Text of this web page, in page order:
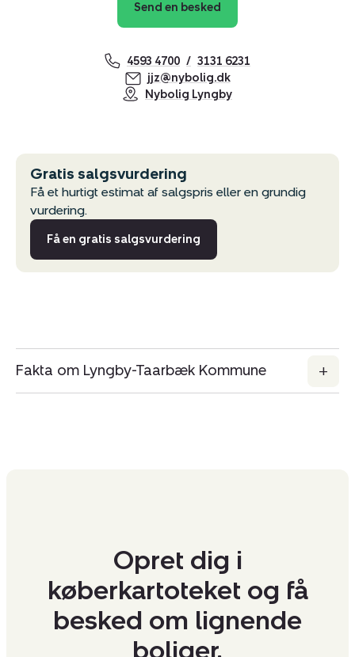
Send en besked
4593 4700
3131 6231
jjz@nybolig.dk
Nybolig Lyngby
Gratis salgsvurdering
Få et hurtigt estimat af salgspris eller en grundig
vurdering.
Få en gratis salgsvurdering
Fakta om Lyngby-Taarbæk Kommune
Opret dig i
køberkartoteket og få
besked om lignende